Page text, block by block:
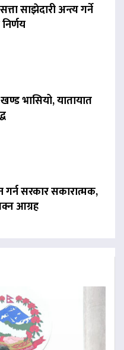
साझेदारी अन्त्य गर्ने
भासियो, यातायात
गर्न सरकार सकारात्मक,
आग्रह